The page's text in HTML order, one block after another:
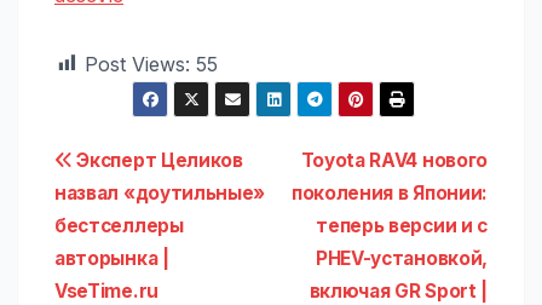
Post Views: 55
Навигация
по
записям
Toyota RAV4 нового
поколения в Японии:
теперь версии и с
PHEV-установкой,
включая GR Sport |
Эксперт Целиков
назвал «доутильные»
бестселлеры
авторынка |
VseTime.ru